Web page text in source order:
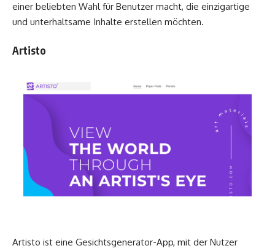
einer beliebten Wahl für Benutzer macht, die einzigartige
und unterhaltsame Inhalte erstellen möchten.
Artisto
Artisto ist eine Gesichtsgenerator-App, mit der Nutzer